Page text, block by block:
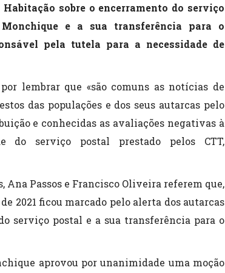
sobre o encerramento do serviço
e a sua transferência para o
pela tutela para a necessidade de
lembrar que «são comuns as notícias de
das populações e dos seus autarcas pelo
e conhecidas as avaliações negativas à
do serviço postal prestado pelos CTT,
Ana Passos e Francisco Oliveira referem que,
2021 ficou marcado pelo alerta dos autarcas
serviço postal e a sua transferência para o
aprovou por unanimidade uma moção